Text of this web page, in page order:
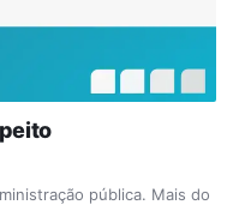
pública. Mais do